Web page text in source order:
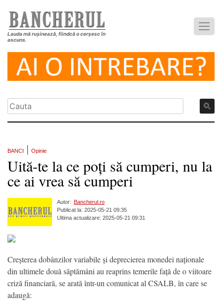
Lauda mă rușinează, fiindcă o cerșesc în
ascuns.
BANCI Opinie
Uită-te la ce poți să cumperi, nu la
ce ai vrea să cumperi
Autor: Bancherul.ro
Publicat la: 2025-05-21 09:35
Ultima actualizare: 2025-05-21 09:31
Creșterea dobânzilor variabile și deprecierea monedei naționale
din ultimele două săptămâni au reaprins temerile față de o viitoare
criză financiară, se arată într-un comunicat al CSALB, în care se
adaugă: